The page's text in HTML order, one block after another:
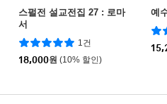
스펄전 설교전집 27 : 로마
서
1건
18,000원 (10% 할인)
예